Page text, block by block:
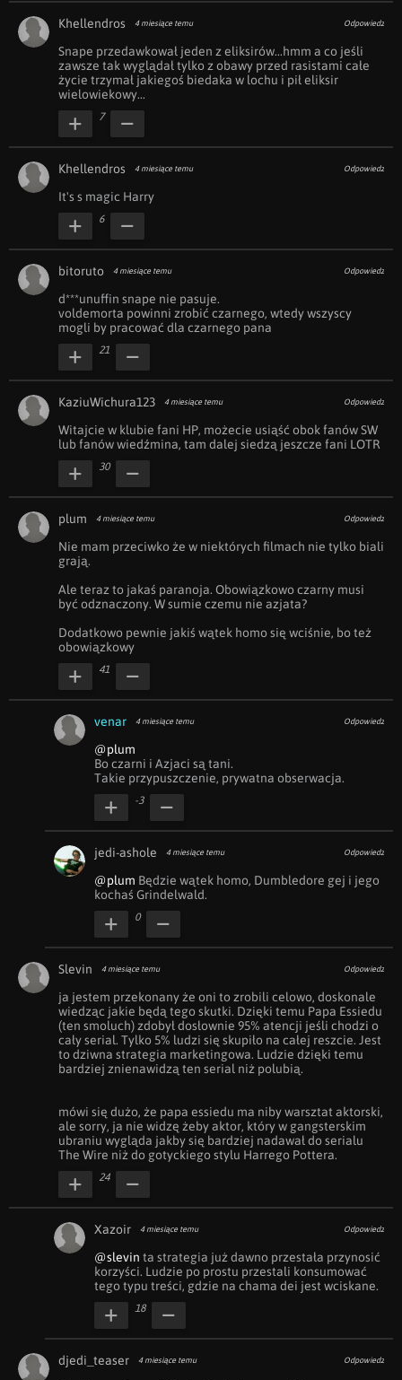
Khellendros 4 miesiące temu Odpowiedz
Snape przedawkował jeden z eliksirów...hmm a co jeśli
zawsze tak wyglądał tylko z obawy przed rasistami całe
życie trzymał jakiegoś biedaka w lochu i pił eliksir
wielowiekowy...
7
Khellendros 4 miesiące temu Odpowiedz
It's s magic Harry
6
bitoruto 4 miesiące temu Odpowiedz
d***unuffin snape nie pasuje.
voldemorta powinni zrobić czarnego, wtedy wszyscy
mogli by pracować dla czarnego pana
21
KaziuWichura123 4 miesiące temu Odpowiedz
Witajcie w klubie fani HP, możecie usiąść obok fanów SW
lub fanów wiedźmina, tam dalej siedzą jeszcze fani LOTR
30
plum 4 miesiące temu Odpowiedz
Nie mam przeciwko że w niektórych filmach nie tylko biali
grają.
Ale teraz to jakaś paranoja. Obowiązkowo czarny musi
być odznaczony. W sumie czemu nie azjata?
Dodatkowo pewnie jakiś wątek homo się wciśnie, bo też
obowiązkowy
41
venar 4 miesiące temu Odpowiedz
@plum
Bo czarni i Azjaci są tani.
Takie przypuszczenie, prywatna obserwacja.
-3
jedi-ashole 4 miesiące temu Odpowiedz
@plum Będzie wątek homo, Dumbledore gej i jego
kochaś Grindelwald.
0
Slevin 4 miesiące temu Odpowiedz
ja jestem przekonany że oni to zrobili celowo, doskonale
wiedząc jakie będą tego skutki. Dzięki temu Papa Essiedu
(ten smoluch) zdobył dosłownie 95% atencji jeśli chodzi o
cały serial. Tylko 5% ludzi się skupiło na całej reszcie. Jest
to dziwna strategia marketingowa. Ludzie dzięki temu
bardziej znienawidzą ten serial niż polubią.
mówi się dużo, że papa essiedu ma niby warsztat aktorski,
ale sorry, ja nie widzę żeby aktor, który w gangsterskim
ubraniu wygląda jakby się bardziej nadawał do serialu
The Wire niż do gotyckiego stylu Harrego Pottera.
24
Xazoir 4 miesiące temu Odpowiedz
@slevin ta strategia już dawno przestała przynosić
korzyści. Ludzie po prostu przestali konsumować
tego typu treści, gdzie na chama dei jest wciskane.
18
djedi_teaser 4 miesiące temu Odpowiedz